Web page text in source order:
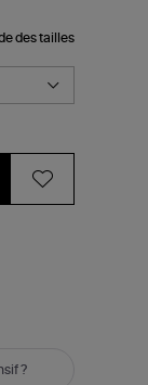
des tailles
?